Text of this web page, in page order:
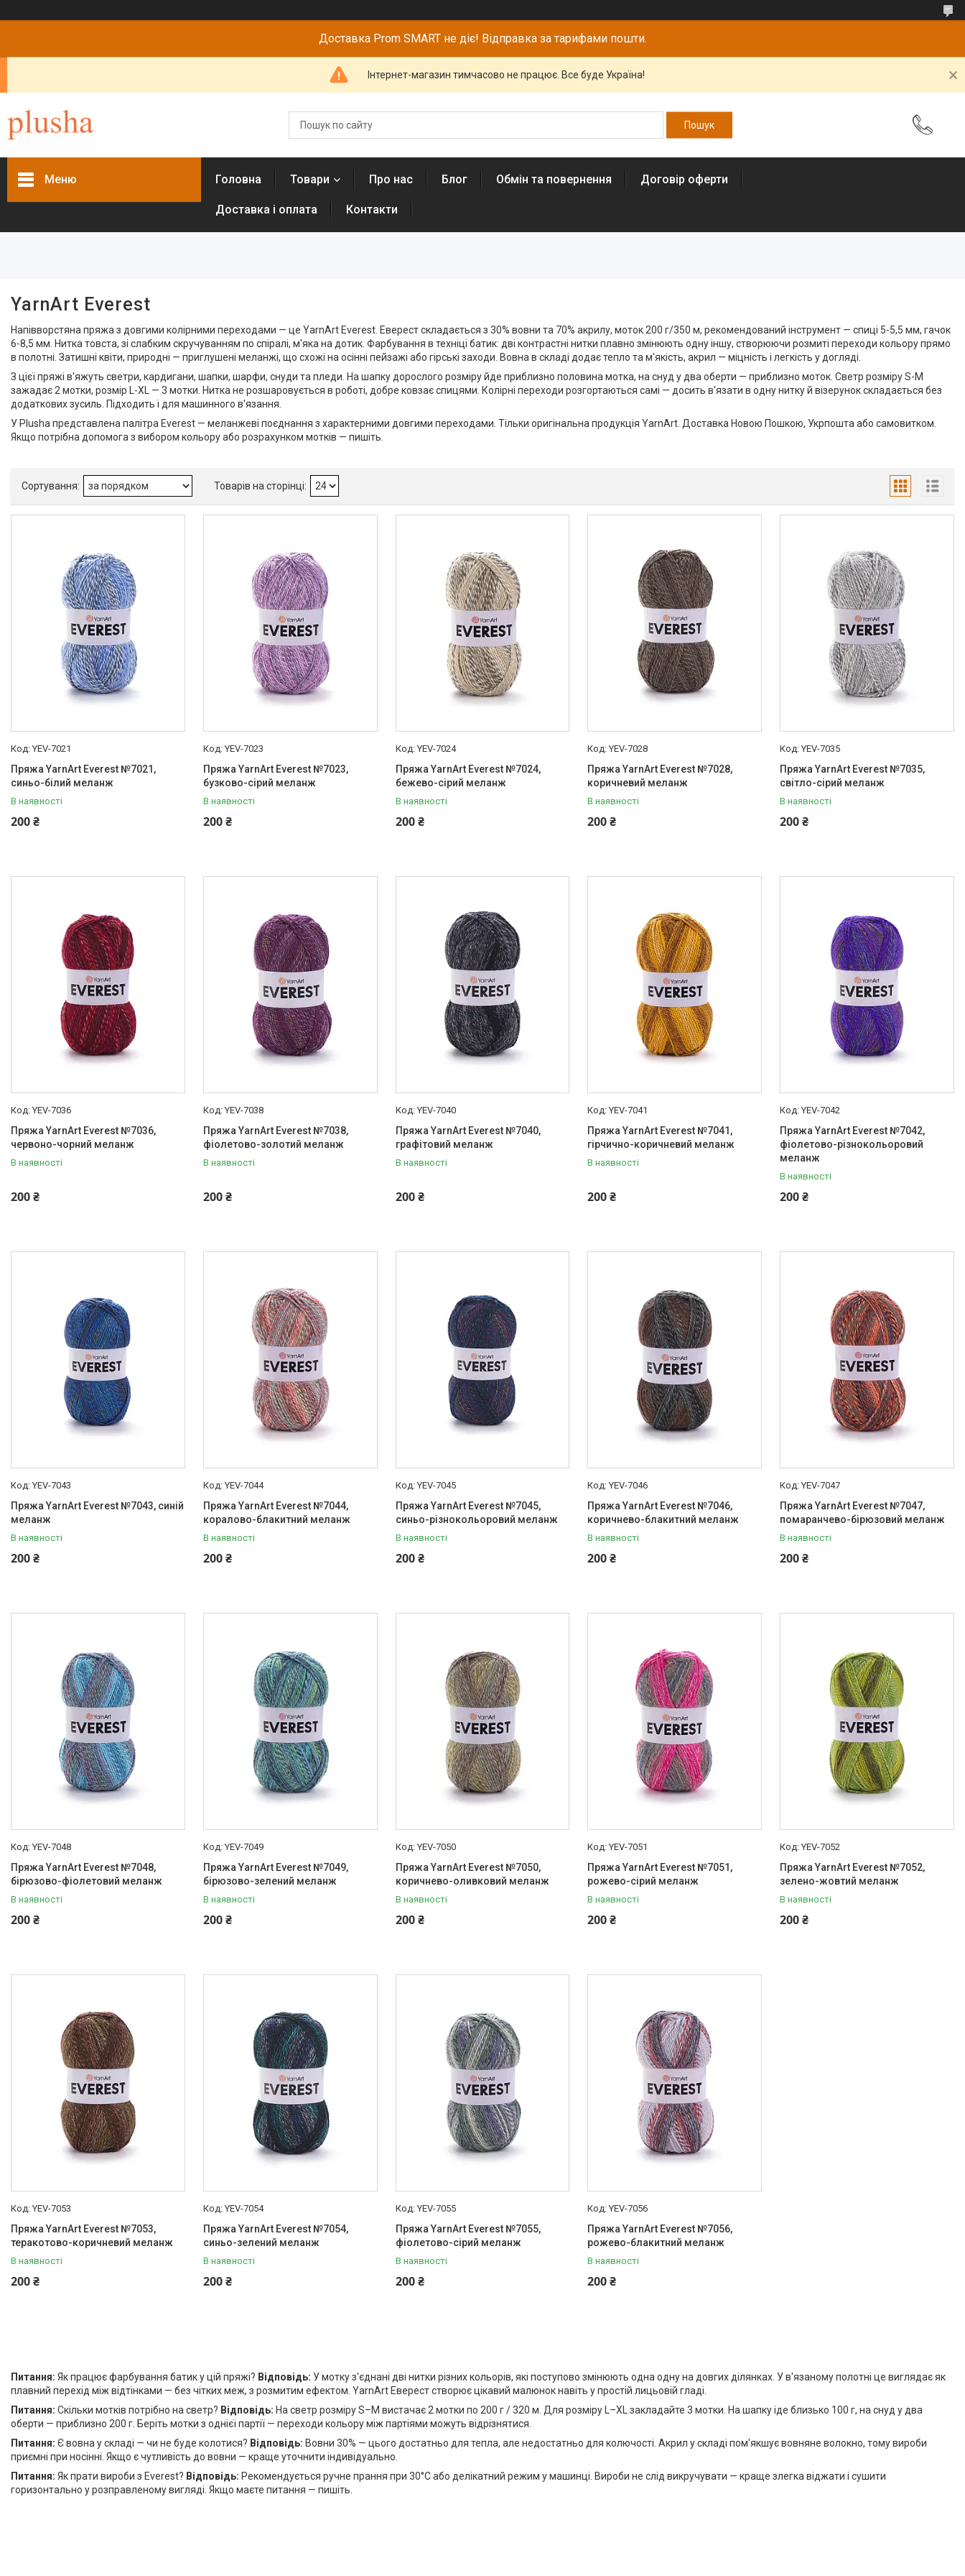
Доставка Prom SMART не діє! Відправка за тарифами пошти.
Інтернет-магазин тимчасово не працює. Все буде Україна!
Меню
Фиолетовый 2
Головна Товари Про нас Блог Обмін та повернення Договір оферти
Доставка і оплата Контакти
YarnArt Everest
Напівворстяна пряжа з довгими колірними переходами — це YarnArt Everest. Еверест складається з 30% вовни та 70% акрилу, моток 200 г/350 м, рекомендований інструмент — спиці 5-5,5 мм, гачок
6-8,5 мм. Нитка товста, зі слабким скручуванням по спіралі, м'яка на дотик. Фарбування в техніці батик: дві контрастні нитки плавно змінюють одну іншу, створюючи розмиті переходи кольору прямо
в полотні. Затишні квіти, природні — приглушені меланжі, що схожі на осінні пейзажі або гірські заходи. Вовна в складі додає тепло та м'якість, акрил — міцність і легкість у догляді.
З цієї пряжі в'яжуть светри, кардигани, шапки, шарфи, снуди та пледи. На шапку дорослого розміру йде приблизно половина мотка, на снуд у два оберти — приблизно моток. Светр розміру S-M
зажадає 2 мотки, розмір L-XL — 3 мотки. Нитка не розшаровується в роботі, добре ковзає спицями. Колірні переходи розгортаються самі — досить в'язати в одну нитку й візерунок складається без
додаткових зусиль. Підходить і для машинного в'язання.
У Plusha представлена палітра Everest — меланжеві поєднання з характерними довгими переходами. Тільки оригінальна продукція YarnArt. Доставка Новою Пошкою, Укрпошта або самовитком.
Якщо потрібна допомога з вибором кольору або розрахунком мотків — пишіть.
YEV-7021
Пряжа YarnArt Everest №7021,
синьо-білий меланж
В наявності
200 ₴
YEV-7023
Пряжа YarnArt Everest №7023,
бузково-сірий меланж
В наявності
200 ₴
YEV-7024
Пряжа YarnArt Everest №7024,
бежево-сірий меланж
В наявності
200 ₴
YEV-7028
Пряжа YarnArt Everest №7028,
коричневий меланж
В наявності
200 ₴
YEV-7035
Пряжа YarnArt Everest №7035,
світло-сірий меланж
В наявності
200 ₴
YEV-7036
Пряжа YarnArt Everest №7036,
червоно-чорний меланж
В наявності
200 ₴
YEV-7038
Пряжа YarnArt Everest №7038,
фіолетово-золотий меланж
В наявності
200 ₴
YEV-7040
Пряжа YarnArt Everest №7040,
графітовий меланж
В наявності
200 ₴
YEV-7041
Пряжа YarnArt Everest №7041,
гірчично-коричневий меланж
В наявності
200 ₴
YEV-7042
Пряжа YarnArt Everest №7042,
фіолетово-різнокольоровий
меланж
В наявності
200 ₴
YEV-7043
Пряжа YarnArt Everest №7043, синій
меланж
В наявності
200 ₴
YEV-7044
Пряжа YarnArt Everest №7044,
коралово-блакитний меланж
В наявності
200 ₴
YEV-7045
Пряжа YarnArt Everest №7045,
синьо-різнокольоровий меланж
В наявності
200 ₴
YEV-7046
Пряжа YarnArt Everest №7046,
коричнево-блакитний меланж
В наявності
200 ₴
YEV-7047
Пряжа YarnArt Everest №7047,
помаранчево-бірюзовий меланж
В наявності
200 ₴
YEV-7048
Пряжа YarnArt Everest №7048,
бірюзово-фіолетовий меланж
В наявності
200 ₴
YEV-7049
Пряжа YarnArt Everest №7049,
бірюзово-зелений меланж
В наявності
200 ₴
YEV-7050
Пряжа YarnArt Everest №7050,
коричнево-оливковий меланж
В наявності
200 ₴
YEV-7051
Пряжа YarnArt Everest №7051,
рожево-сірий меланж
В наявності
200 ₴
YEV-7052
Пряжа YarnArt Everest №7052,
зелено-жовтий меланж
В наявності
200 ₴
YEV-7053
Пряжа YarnArt Everest №7053,
теракотово-коричневий меланж
В наявності
200 ₴
YEV-7054
Пряжа YarnArt Everest №7054,
синьо-зелений меланж
В наявності
200 ₴
YEV-7055
Пряжа YarnArt Everest №7055,
фіолетово-сірий меланж
В наявності
200 ₴
YEV-7056
Пряжа YarnArt Everest №7056,
рожево-блакитний меланж
В наявності
200 ₴
Питання: Як працює фарбування батик у цій пряжі? Відповідь: У мотку з'єднані дві нитки різних кольорів, які поступово змінюють одна одну на довгих ділянках. У в'язаному полотні це виглядає як
плавний перехід між відтінками — без чітких меж, з розмитим ефектом. YarnArt Еверест створює цікавий малюнок навіть у простій лицьовій гладі.
Питання: Скільки мотків потрібно на светр? Відповідь: На светр розміру S–M вистачає 2 мотки по 200 г / 320 м. Для розміру L–XL закладайте 3 мотки. На шапку іде близько 100 г, на снуд у два
оберти — приблизно 200 г. Беріть мотки з однієї партії — переходи кольору між партіями можуть відрізнятися.
Питання: Є вовна у складі — чи не буде колотися? Відповідь: Вовни 30% — цього достатньо для тепла, але недостатньо для колючості. Акрил у складі пом'якшує вовняне волокно, тому вироби
приємні при носінні. Якщо є чутливість до вовни — краще уточнити індивідуально.
Питання: Як прати вироби з Everest? Відповідь: Рекомендується ручне прання при 30°С або делікатний режим у машинці. Вироби не слід викручувати — краще злегка віджати і сушити
горизонтально у розправленому вигляді. Якщо маєте питання — пишіть.